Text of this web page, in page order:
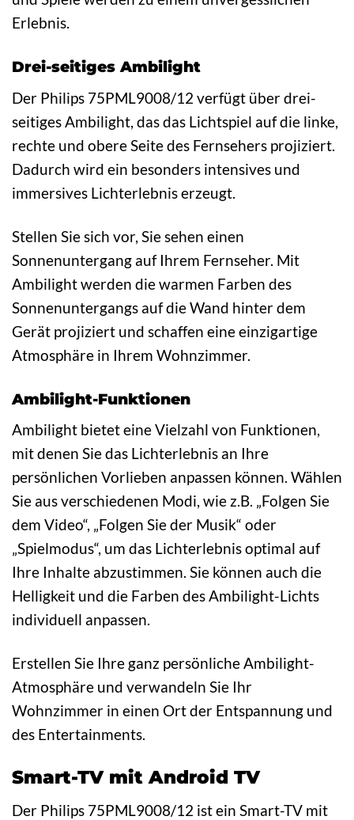
Erlebnis.
Drei-seitiges Ambilight
Der Philips 75PML9008/12 verfügt über drei-
seitiges Ambilight, das das Lichtspiel auf die linke,
rechte und obere Seite des Fernsehers projiziert.
Dadurch wird ein besonders intensives und
immersives Lichterlebnis erzeugt.
Stellen Sie sich vor, Sie sehen einen
Sonnenuntergang auf Ihrem Fernseher. Mit
Ambilight werden die warmen Farben des
Sonnenuntergangs auf die Wand hinter dem
Gerät projiziert und schaffen eine einzigartige
Atmosphäre in Ihrem Wohnzimmer.
Ambilight-Funktionen
Ambilight bietet eine Vielzahl von Funktionen,
mit denen Sie das Lichterlebnis an Ihre
persönlichen Vorlieben anpassen können. Wählen
Sie aus verschiedenen Modi, wie z.B. „Folgen Sie
dem Video“, „Folgen Sie der Musik“ oder
„Spielmodus“, um das Lichterlebnis optimal auf
Ihre Inhalte abzustimmen. Sie können auch die
Helligkeit und die Farben des Ambilight-Lichts
individuell anpassen.
Erstellen Sie Ihre ganz persönliche Ambilight-
Atmosphäre und verwandeln Sie Ihr
Wohnzimmer in einen Ort der Entspannung und
des Entertainments.
Smart-TV mit Android TV
Der Philips 75PML9008/12 ist ein Smart-TV mit